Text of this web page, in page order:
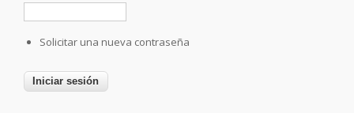
Solicitar una nueva contraseña